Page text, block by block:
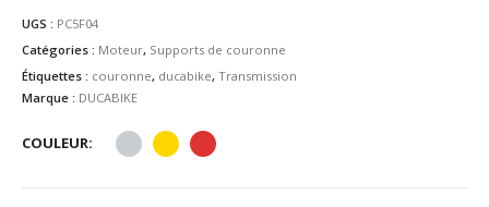
UGS : PC5F04
Catégories : Moteur, Supports de couronne
Étiquettes : couronne, ducabike, Transmission
Marque : DUCABIKE
COULEUR